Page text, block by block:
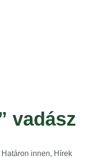
vadász
Határon innen, Hírek